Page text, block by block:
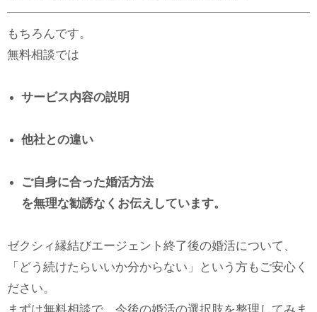
もちろんです。
無料相談では
サービス内容の説明
他社との違い
ご自身に合った婚活方法
を無理な勧誘なくお伝えしています。
ゼクシィ縁結びエージェント終了後の婚活について、
「どう続けたらいいか分からない」という方もご安心く
ださい。